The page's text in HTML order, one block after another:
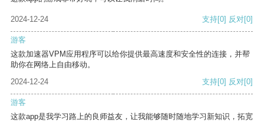
2024-12-24 支持[0] 反对[0]
游客
这款加速器VPM应用程序可以给你提供最高速度和安全性的连接，并帮
助你在网络上自由移动。
2024-12-24
支持[0] 反对[0]
游客
这款app是我学习路上的良师益友，让我能够随时随地学习新知识，拓宽